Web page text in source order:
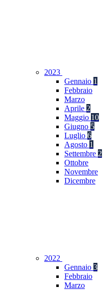
2023
Gennaio 1
Febbraio
Marzo
Aprile 2
Maggio 10
Giugno 5
Luglio 6
Agosto 1
Settembre 2
Ottobre
Novembre
Dicembre
2022
Gennaio 3
Febbraio
Marzo